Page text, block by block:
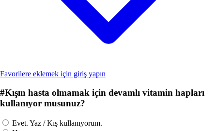
Favorilere eklemek için giriş yapın
#Kışın hasta olmamak için devamlı vitamin hapları
kullanıyor musunuz?
Evet. Yaz / Kış kullanıyorum.